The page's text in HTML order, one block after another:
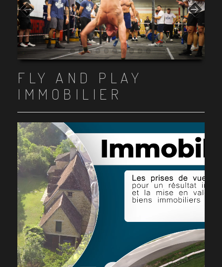
Item 1
Item 2
Item 3
Item 4
Item 5
Item 6
Item 7
Item 8
Item 9
Item 10
FLY AND PLAY
IMMOBILIER